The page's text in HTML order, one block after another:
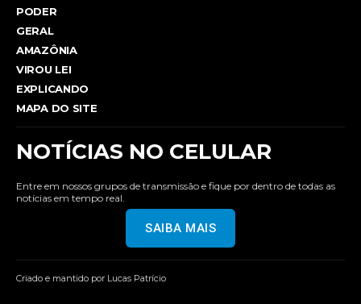
PODER
GERAL
AMAZÔNIA
VIROU LEI
EXPLICANDO
MAPA DO SITE
NOTÍCIAS NO CELULAR
Entre em nossos grupos de transmissão e fique por dentro de todas as
notícias em tempo real.
SAIBA MAIS
Criado e mantido por Lucas Patrício